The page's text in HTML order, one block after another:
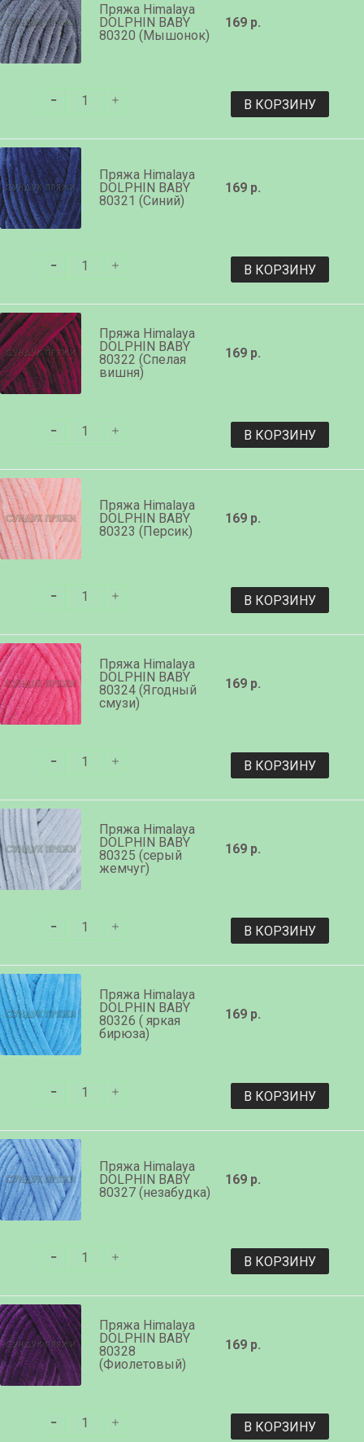
Пряжа Himalaya
DOLPHIN BABY
80320 (Мышонок)
169 р.
В КОРЗИНУ
Пряжа Himalaya
DOLPHIN BABY
80321 (Синий)
169 р.
В КОРЗИНУ
Пряжа Himalaya
DOLPHIN BABY
80322 (Спелая
вишня)
169 р.
В КОРЗИНУ
Пряжа Himalaya
DOLPHIN BABY
80323 (Персик)
169 р.
В КОРЗИНУ
Пряжа Himalaya
DOLPHIN BABY
80324 (Ягодный
смузи)
169 р.
В КОРЗИНУ
Пряжа Himalaya
DOLPHIN BABY
80325 (серый
жемчуг)
169 р.
В КОРЗИНУ
Пряжа Himalaya
DOLPHIN BABY
80326 ( яркая
бирюза)
169 р.
В КОРЗИНУ
Пряжа Himalaya
DOLPHIN BABY
80327 (незабудка)
169 р.
В КОРЗИНУ
Пряжа Himalaya
DOLPHIN BABY
80328
(Фиолетовый)
169 р.
В КОРЗИНУ